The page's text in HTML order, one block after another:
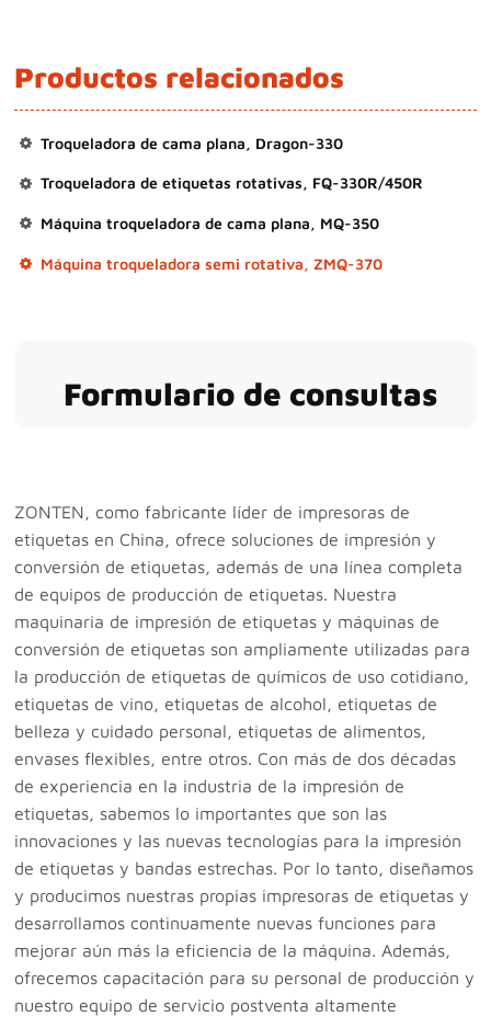
Productos relacionados
Troqueladora de cama plana, Dragon-330
Troqueladora de etiquetas rotativas, FQ-330R/450R
Máquina troqueladora de cama plana, MQ-350
Máquina troqueladora semi rotativa, ZMQ-370
Formulario de consultas
ZONTEN, como fabricante líder de impresoras de
etiquetas en China, ofrece soluciones de impresión y
conversión de etiquetas, además de una línea completa
de equipos de producción de etiquetas. Nuestra
maquinaria de impresión de etiquetas y máquinas de
conversión de etiquetas son ampliamente utilizadas para
la producción de etiquetas de químicos de uso cotidiano,
etiquetas de vino, etiquetas de alcohol, etiquetas de
belleza y cuidado personal, etiquetas de alimentos,
envases flexibles, entre otros. Con más de dos décadas
de experiencia en la industria de la impresión de
etiquetas, sabemos lo importantes que son las
innovaciones y las nuevas tecnologías para la impresión
de etiquetas y bandas estrechas. Por lo tanto, diseñamos
y producimos nuestras propias impresoras de etiquetas y
desarrollamos continuamente nuevas funciones para
mejorar aún más la eficiencia de la máquina. Además,
ofrecemos capacitación para su personal de producción y
nuestro equipo de servicio postventa altamente